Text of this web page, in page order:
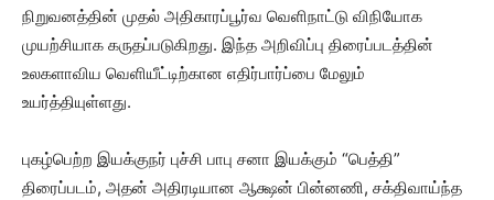
நிறுவனத்தின் முதல் அதிகாரப்பூர்வ வெளிநாட்டு விநியோக
முயற்சியாக கருதப்படுகிறது. இந்த அறிவிப்பு திரைப்படத்தின்
உலகளாவிய வெளியீட்டிற்கான எதிர்பார்ப்பை மேலும்
உயர்த்தியுள்ளது.
புகழ்பெற்ற இயக்குநர் புச்சி பாபு சனா இயக்கும் “பெத்தி”
திரைப்படம், அதன் அதிரடியான ஆக்ஷன் பின்னணி, சக்திவாய்ந்த